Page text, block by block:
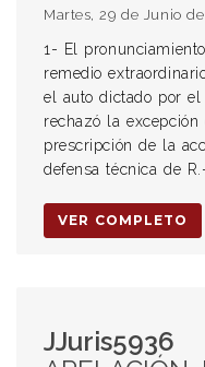
Martes, 29 de Junio
1- El
remedio
el auto dictado por
rechazó la
prescripción de la
defensa técnica de
VER COMPLETO
JJuris5936